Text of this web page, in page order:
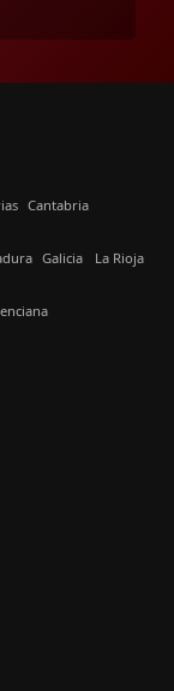
Cantabria
Galicia La Rioja